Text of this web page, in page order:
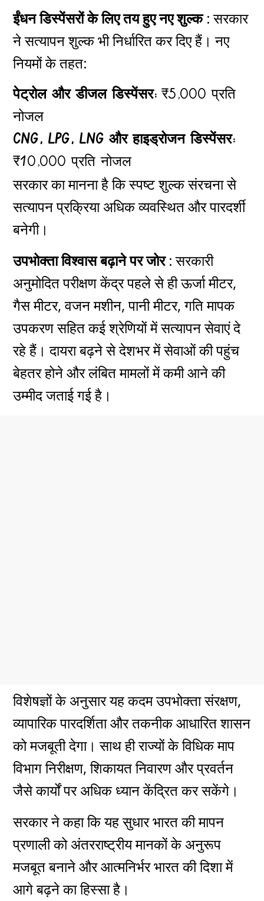
ईंधन डिस्पेंसरों के लिए तय हुए नए शुल्क :सरकार
ने सत्यापन शुल्क भी निर्धारित कर दिए हैं। नए
नियमों के तहत:
पेट्रोल और डीजल डिस्पेंसर:₹5,000 प्रति
नोजल
CNG, LPG, LNG और हाइड्रोजन डिस्पेंसर:
₹10,000 प्रति नोजल
सरकार का मानना है कि स्पष्ट शुल्क संरचना से
सत्यापन प्रक्रिया अधिक व्यवस्थित और पारदर्शी
बनेगी।
उपभोक्ता विश्वास बढ़ाने पर जोर :सरकारी
अनुमोदित परीक्षण केंद्र पहले से ही ऊर्जा मीटर,
गैस मीटर, वजन मशीन, पानी मीटर, गति मापक
उपकरण सहित कई श्रेणियों में सत्यापन सेवाएं दे
रहे हैं। दायरा बढ़ने से देशभर में सेवाओं की पहुंच
बेहतर होने और लंबित मामलों में कमी आने की
उम्मीद जताई गई है।
विशेषज्ञों के अनुसार यह कदम उपभोक्ता संरक्षण,
व्यापारिक पारदर्शिता और तकनीक आधारित शासन
को मजबूती देगा। साथ ही राज्यों के विधिक माप
विभाग निरीक्षण, शिकायत निवारण और प्रवर्तन
जैसे कार्यों पर अधिक ध्यान केंद्रित कर सकेंगे।
सरकार ने कहा कि यह सुधार भारत की मापन
प्रणाली को अंतरराष्ट्रीय मानकों के अनुरूप
मजबूत बनाने और आत्मनिर्भर भारत की दिशा में
आगे बढ़ने का हिस्सा है।